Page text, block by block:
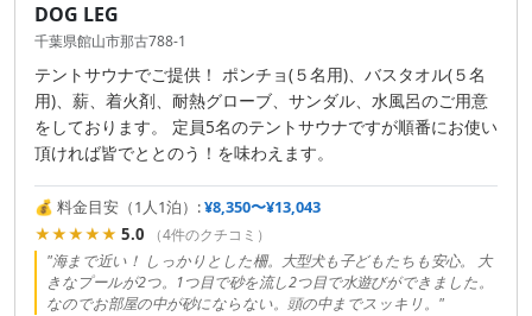
DOG LEG
千葉県館山市那古788-1
テントサウナでご提供！ ポンチョ(５名用)、バスタオル(５名
用)、薪、着火剤、耐熱グローブ、サンダル、水風呂のご用意
をしております。 定員5名のテントサウナですが順番にお使い
頂ければ皆でととのう！を味わえます。
💰 料金目安（1人1泊）:¥8,350〜¥13,043
★★★★★ 5.0
（4件のクチコミ）
"海まで近い！ しっかりとした柵。大型犬も子どもたちも安心。 大
きなプールが2つ。1つ目で砂を流し2つ目で水遊びができました。
なのでお部屋の中が砂にならない。頭の中までスッキリ。"